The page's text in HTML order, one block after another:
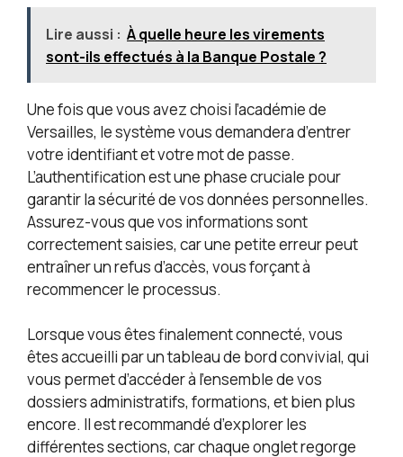
Lire aussi : À quelle heure les virements
sont-ils effectués à la Banque Postale ?
Une fois que vous avez choisi l’académie de
Versailles, le système vous demandera d’entrer
votre identifiant et votre mot de passe.
L’authentification est une phase cruciale pour
garantir la sécurité de vos données personnelles.
Assurez-vous que vos informations sont
correctement saisies, car une petite erreur peut
entraîner un refus d’accès, vous forçant à
recommencer le processus.
Lorsque vous êtes finalement connecté, vous
êtes accueilli par un tableau de bord convivial, qui
vous permet d’accéder à l’ensemble de vos
dossiers administratifs, formations, et bien plus
encore. Il est recommandé d’explorer les
différentes sections, car chaque onglet regorge